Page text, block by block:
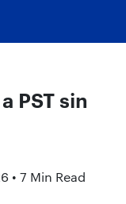
PST sin
• 7 Min Read